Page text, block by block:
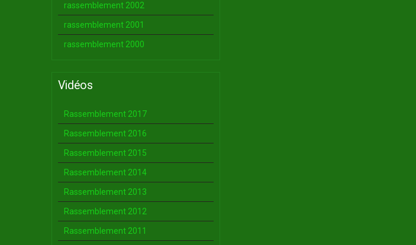
rassemblement 2002
rassemblement 2001
rassemblement 2000
Vidéos
Rassemblement 2017
Rassemblement 2016
Rassemblement 2015
Rassemblement 2014
Rassemblement 2013
Rassemblement 2012
Rassemblement 2011